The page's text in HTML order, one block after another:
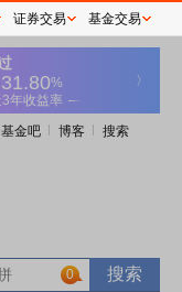
基金吧 博客 搜索
0
证券交易 基金交易